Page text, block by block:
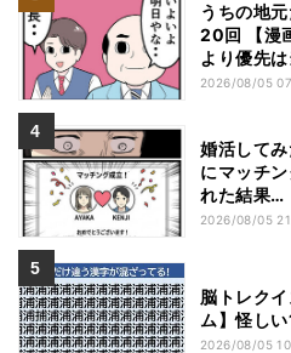
うちの地
20回 【漫
より優先
熱すぎた
2026/08/05
婚活して
にマッチ
れた結果…
2026/08/05
脳トレク
ム】怪し
2026/08/05